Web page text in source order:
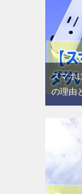
スマホ
の理由